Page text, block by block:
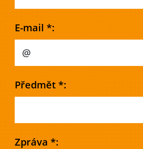
E-mail *:
Předmět *:
Zpráva *: